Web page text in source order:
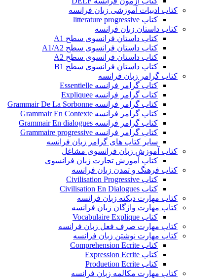
کتاب ادبیات آموزشی زبان فرانسه
کتاب litterature progressive
کتاب داستان زبان فرانسه
کتاب داستان فرانسوی سطح A1
کتاب داستان فرانسوی سطح A1/A2
کتاب داستان فرانسوی سطح A2
کتاب داستان فرانسوی سطح B1
کتاب گرامر زبان فرانسه
کتاب گرامر فرانسه Essentielle
کتاب گرامر فرانسه Expliquee
کتاب گرامر فرانسه Grammair De La Sorbonne
کتاب گرامر فرانسه Grammair En Contexte
کتاب گرامر فرانسه Grammair En dialogues
کتاب گرامر فرانسه Grammaire progressive
سایر کتاب های گرامر زبان فرانسه
کتاب آموزش زبان فرانسوی مشاغل
کتاب آموزش تجارت زبان فرانسوی
کتاب فرهنگ و تمدن زبان فرانسه
کتاب Civilisation Progressive
کتاب Civilisation En Dialogues
کتاب مهارت دیکته زبان فرانسه
کتاب مهارت واژگان زبان فرانسه
کتاب Vocabulaire Explique
کتاب مهارت صرف فعل زبان فرانسه
کتاب مهارت نوشتن زبان فرانسه
کتاب Comprehension Ecrite
کتاب Expression Ecrite
کتاب Produetion Ecrite
کتاب مهارت مکالمه زبان فرانسه